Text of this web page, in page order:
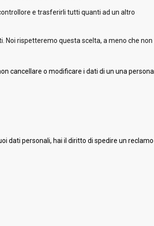
e trasferirli tutti quanti ad un altro
Noi rispetteremo questa scelta, a meno che non
cancellare o modificare i dati di un una persona
dati personali, hai il diritto di spedire un reclamo